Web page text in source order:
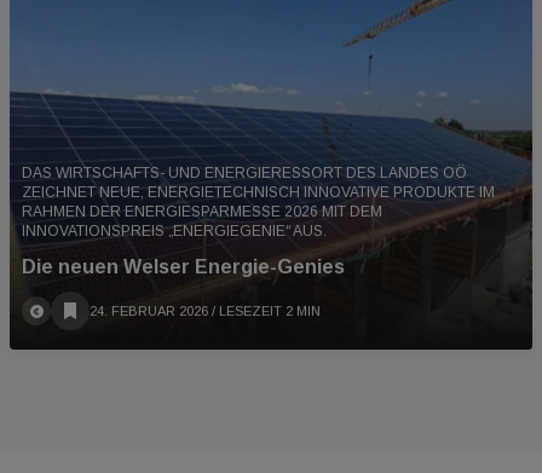
DAS WIRTSCHAFTS- UND ENERGIERESSORT DES LANDES OÖ
ZEICHNET NEUE, ENERGIETECHNISCH INNOVATIVE PRODUKTE IM
RAHMEN DER ENERGIESPARMESSE 2026 MIT DEM
INNOVATIONSPREIS „ENERGIEGENIE“ AUS.
Die neuen Welser Energie-Genies
24. FEBRUAR 2026 / LESEZEIT 2 MIN